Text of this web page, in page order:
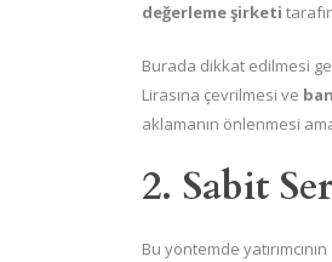
değerleme şirketi
Burada dikkat edilmesi
Lirasına çevrilmesi ve
aklamanın önlenmesi
2. Sabit
Bu yöntemde yatırımcının